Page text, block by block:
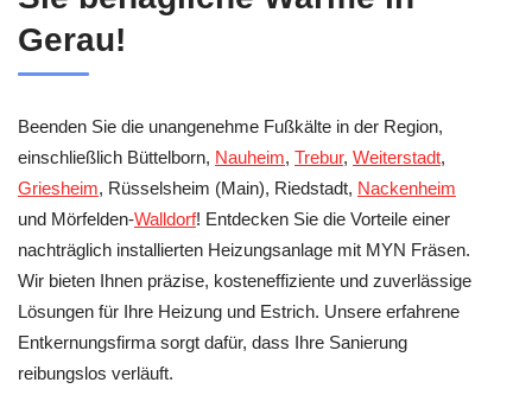
Gerau!
Beenden Sie die unangenehme Fußkälte in der Region,
einschließlich Büttelborn, Nauheim, Trebur, Weiterstadt,
Griesheim, Rüsselsheim (Main), Riedstadt, Nackenheim
und Mörfelden-Walldorf! Entdecken Sie die Vorteile einer
nachträglich installierten Heizungsanlage mit MYN Fräsen.
Wir bieten Ihnen präzise, kosteneffiziente und zuverlässige
Lösungen für Ihre Heizung und Estrich. Unsere erfahrene
Entkernungsfirma sorgt dafür, dass Ihre Sanierung
reibungslos verläuft.